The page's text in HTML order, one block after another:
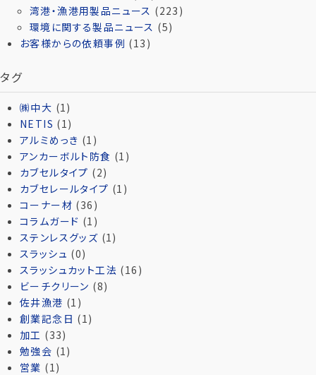
湾港・漁港用製品ニュース (223)
環境に関する製品ニュース (5)
お客様からの依頼事例 (13)
タグ
㈱中大 (1)
NETIS (1)
アルミめっき (1)
アンカーボルト防食 (1)
カブセルタイプ (2)
カブセレールタイプ (1)
コーナー材 (36)
コラムガード (1)
ステンレスグッズ (1)
スラッシュ (0)
スラッシュカット工法 (16)
ビーチクリーン (8)
佐井漁港 (1)
創業記念日 (1)
加工 (33)
勉強会 (1)
営業 (1)